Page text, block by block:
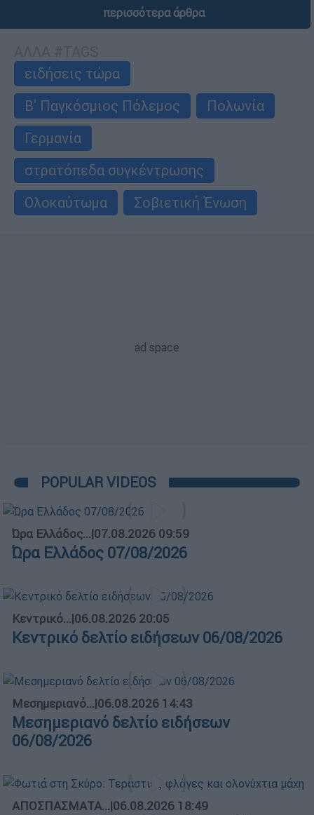
περισσότερα άρθρα
ειδήσεις τώρα
Β' Παγκόσμιος Πόλεμος
Πολωνία
Γερμανία
στρατόπεδα συγκέντρωσης
Ολοκαύτωμα
Σοβιετική Ένωση
POPULAR VIDEOS
Ώρα Ελλάδος...|07.08.2026 09:59
Ώρα Ελλάδος 07/08/2026
Κεντρικό...|06.08.2026 20:05
Κεντρικό δελτίο ειδήσεων 06/08/2026
Μεσημεριανό...|06.08.2026 14:43
Μεσημεριανό δελτίο ειδήσεων
06/08/2026
ΑΠΟΣΠΑΣΜΑΤΑ...|06.08.2026 18:49